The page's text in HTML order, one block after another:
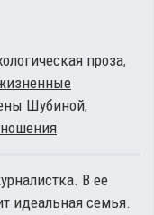
проза,
Шубиной,
В ее
идеальная семья.